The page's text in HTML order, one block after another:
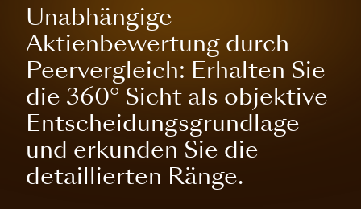
Unabhängige
Aktienbewertung durch
Peervergleich: Erhalten Sie
die 360° Sicht als objektive
Entscheidungsgrundlage
und erkunden Sie die
detaillierten Ränge.